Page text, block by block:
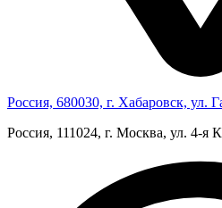
Россия, 680030, г. Хабаровск, ул.
Россия, 111024, г. Москва, ул. 4‑я